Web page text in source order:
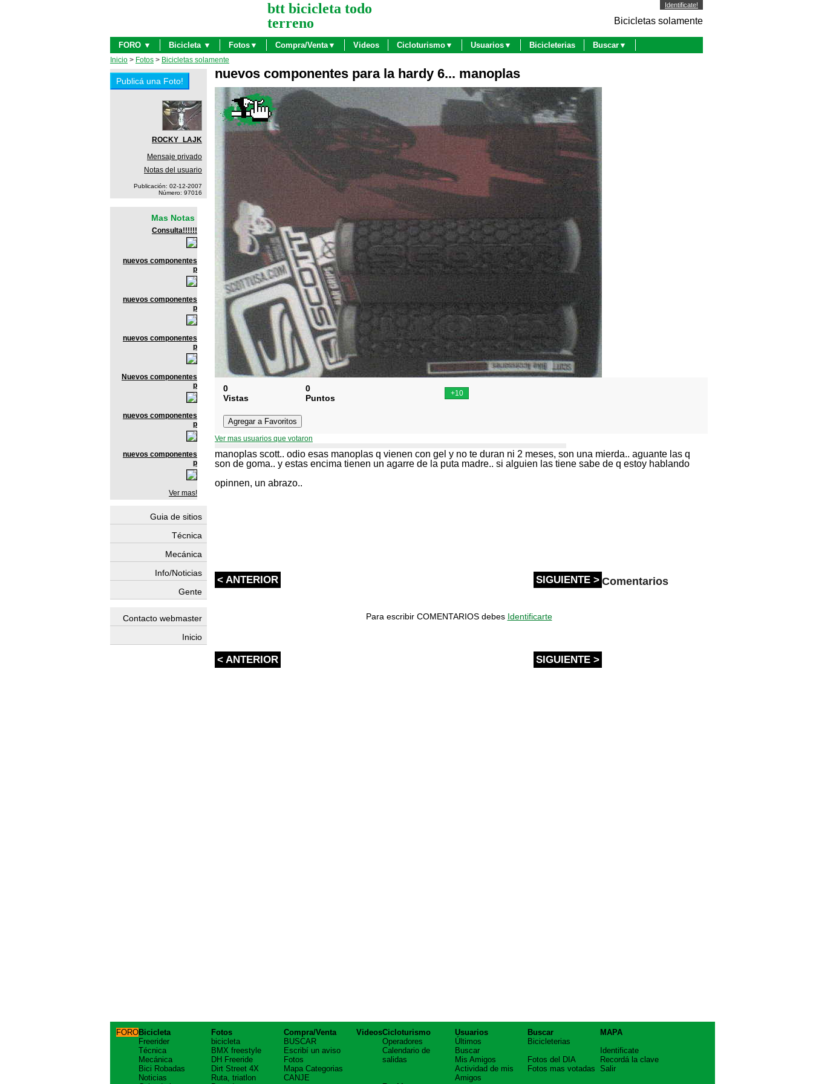
Identificate!
btt bicicleta todo
terreno
Bicicletas solamente
FORO ▼ Bicicleta ▼ Fotos▼ Compra/Venta▼ Videos Cicloturismo▼ Usuarios▼ Bicicleterias Buscar▼
Inicio > Fotos > Bicicletas solamente
nuevos componentes para la hardy 6... manoplas
0
Vistas
0
Puntos
Ver mas usuarios que votaron
manoplas scott.. odio esas manoplas q vienen con gel y no te duran ni 2 meses, son una mierda.. aguante las q
son de goma.. y estas encima tienen un agarre de la puta madre.. si alguien las tiene sabe de q estoy hablando
opinnen, un abrazo..
< ANTERIOR SIGUIENTE > Comentarios
Para escribir COMENTARIOS debes Identificarte
< ANTERIOR SIGUIENTE >
ROCKY_LAJK
Mensaje privado
Notas del usuario
Publicación: 02-12-2007
Número: 97016
Mas Notas
Consulta!!!!!!
nuevos componentes
p
nuevos componentes
p
nuevos componentes
p
Nuevos componentes
p
nuevos componentes
p
nuevos componentes
p
Ver mas!
Guia de sitios
Técnica
Mecánica
Info/Noticias
Gente
Contacto webmaster
Inicio
FOROBicicleta
Freerider
Técnica
Mecánica
Bici Robadas
Noticias
Fotos
bicicleta
BMX freestyle
DH Freeride
Dirt Street 4X
Ruta, triatlon
Compra/Venta
BUSCAR
Escribí un aviso
Fotos
Mapa Categorias
CANJE
VideosCicloturismo
Operadores
Calendario de
salidas
Usuarios
Últimos
Buscar
Mis Amigos
Actividad de mis
Amigos
Buscar
Bicicleterias
Fotos del DIA
Fotos mas votadas
MAPA
Identificate
Recordá la clave
Salir